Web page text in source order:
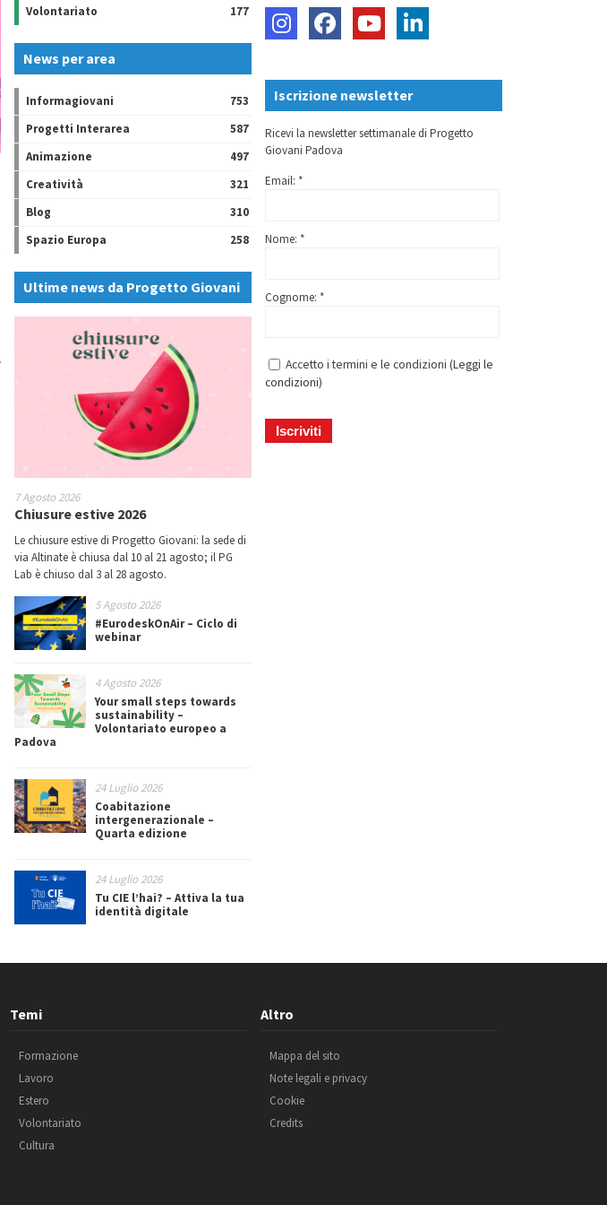
Volontariato
177
News per area
Informagiovani
753
Progetti Interarea
587
Animazione
497
Creatività
321
Blog
310
Spazio Europa
258
Ultime news da Progetto Giovani
7 Agosto 2026
Chiusure estive 2026
Le chiusure estive di Progetto Giovani: la sede di
via Altinate è chiusa dal 10 al 21 agosto; il PG
Lab è chiuso dal 3 al 28 agosto.
5 Agosto 2026
#EurodeskOnAir – Ciclo di
webinar
4 Agosto 2026
Your small steps towards
sustainability –
Volontariato europeo a
Padova
24 Luglio 2026
Coabitazione
intergenerazionale –
Quarta edizione
24 Luglio 2026
Tu CIE l’hai? – Attiva la tua
identità digitale
Iscrizione newsletter
Ricevi la newsletter settimanale di Progetto
Giovani Padova
Email: *
Nome: *
Cognome: *
Accetto i termini e le condizioni (Leggi le
condizioni)
Temi
Formazione
Lavoro
Estero
Volontariato
Cultura
Altro
Mappa del sito
Note legali e privacy
Cookie
Credits